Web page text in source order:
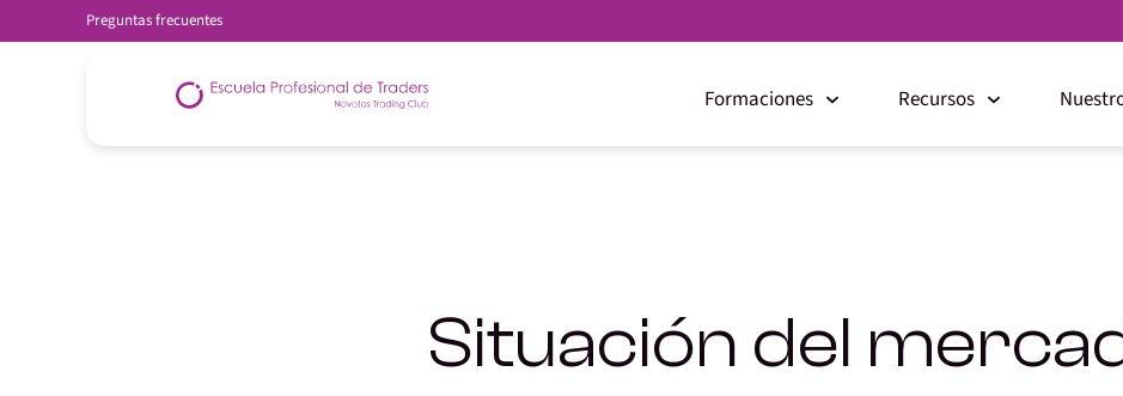
Preguntas frecuentes
Formaciones Recursos
Situación del